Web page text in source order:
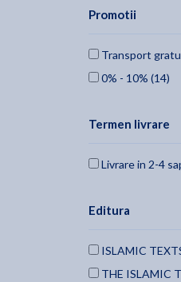
Promotii
Transport
0% - 10% (14)
Termen livrare
Livrare in 2-4
Editura
ISLAMIC
THE ISLAMIC